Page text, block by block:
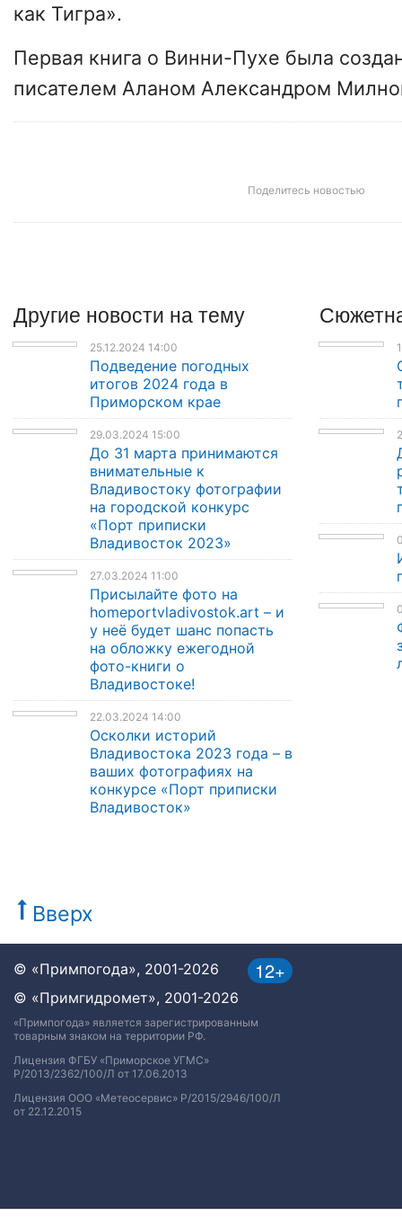
как Тигра».
Первая книга о Винни-Пухе была
писателем Аланом Александром
Поделитесь новостью
Другие новости на тему
25.12.2024 14:00
Подведение погодных
итогов 2024 года в
Приморском крае
29.03.2024 15:00
До 31 марта принимаются
внимательные к
Владивостоку фотографии
на городской конкурс
«Порт приписки
Владивосток 2023»
27.03.2024 11:00
Присылайте фото на
homeportvladivostok.art – и
у неё будет шанс попасть
на обложку ежегодной
фото-книги о
Владивостоке!
22.03.2024 14:00
Осколки историй
Владивостока 2023 года – в
ваших фотографиях на
конкурсе «Порт приписки
Владивосток»
Вверх
12+
© «Примпогода», 2001-2026
© «Примгидромет», 2001-2026
«Примпогода» является зарегистрированным
товарным знаком на территории РФ.
Лицензия ФГБУ «Приморское УГМС»
Р/2013/2362/100/Л от 17.06.2013
Лицензия ООО «Метеосервис» Р/2015/2946/100/Л
от 22.12.2015